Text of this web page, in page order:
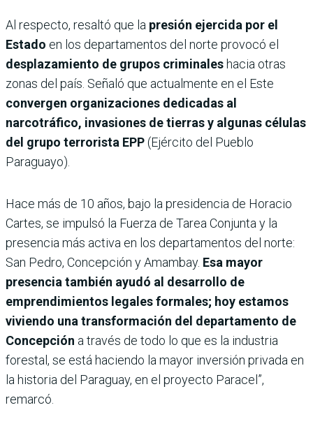
Al respecto, resaltó que la presión ejercida por el
Estado en los departamentos del norte provocó el
desplazamiento de grupos criminales hacia otras
zonas del país. Señaló que actualmente en el Este
convergen organizaciones dedicadas al
narcotráfico, invasiones de tierras y algunas células
del grupo terrorista EPP(Ejército del Pueblo
Paraguayo).
Hace más de 10 años, bajo la presidencia de Horacio
Cartes, se impulsó la Fuerza de Tarea Conjunta y la
presencia más activa en los departamentos del norte:
San Pedro, Concepción y Amambay. Esa mayor
presencia también ayudó al desarrollo de
emprendimientos legales formales; hoy estamos
viviendo una transformación del departamento de
Concepción a través de todo lo que es la industria
forestal, se está haciendo la mayor inversión privada en
la historia del Paraguay, en el proyecto Paracel”,
remarcó.